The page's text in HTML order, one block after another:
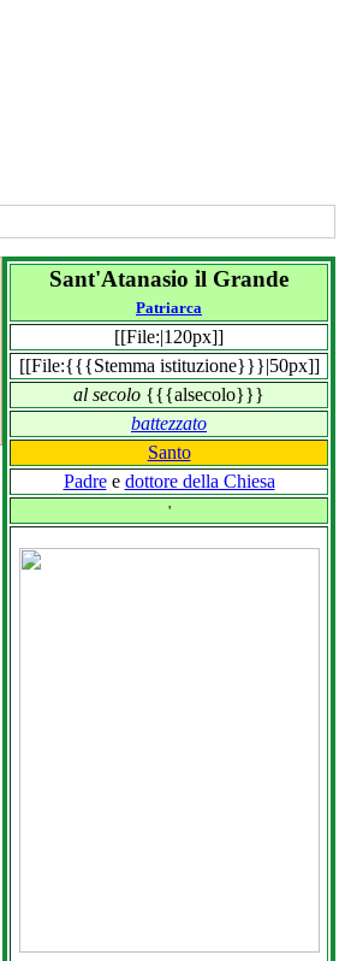
Sant'Atanasio il Grande
Patriarca
[[File:|120px]]
[[File:{{{Stemma istituzione}}}|50px]]
al secolo {{{alsecolo}}}
battezzato
Santo
Padree dottore della Chiesa
'